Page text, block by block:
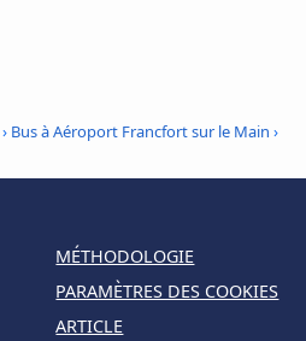
› Bus à Aéroport Francfort sur le Main ›
MÉTHODOLOGIE
PARAMÈTRES DES COOKIES
ARTICLE